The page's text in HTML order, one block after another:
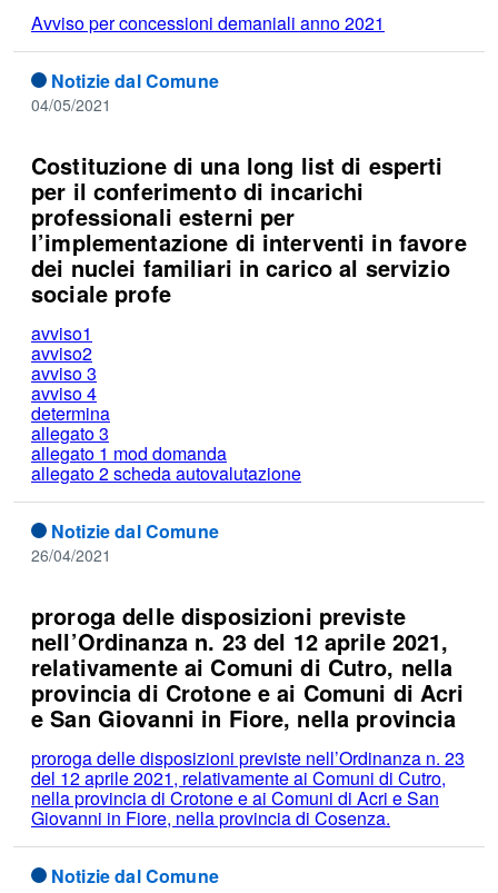
Avviso per concessioni demaniali anno 2021
Notizie dal Comune
04/05/2021
Costituzione di una long list di esperti
per il conferimento di incarichi
professionali esterni per
l’implementazione di interventi in favore
dei nuclei familiari in carico al servizio
sociale profe
avviso1
avviso2
avviso 3
avviso 4
determina
allegato 3
allegato 1 mod domanda
allegato 2 scheda autovalutazione
Notizie dal Comune
26/04/2021
proroga delle disposizioni previste
nell’Ordinanza n. 23 del 12 aprile 2021,
relativamente ai Comuni di Cutro, nella
provincia di Crotone e ai Comuni di Acri
e San Giovanni in Fiore, nella provincia
proroga delle disposizioni previste nell’Ordinanza n. 23
del 12 aprile 2021, relativamente ai Comuni di Cutro,
nella provincia di Crotone e ai Comuni di Acri e San
Giovanni in Fiore, nella provincia di Cosenza.
Notizie dal Comune